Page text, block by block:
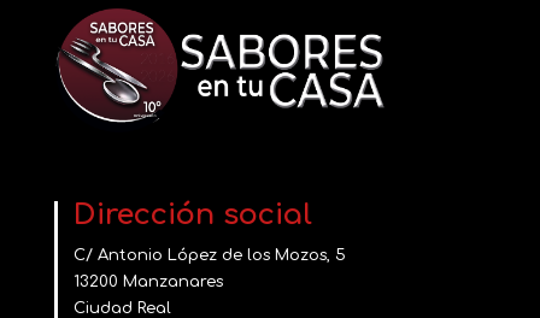
Dirección social
C/ Antonio López de los Mozos, 5
13200 Manzanares
Ciudad Real